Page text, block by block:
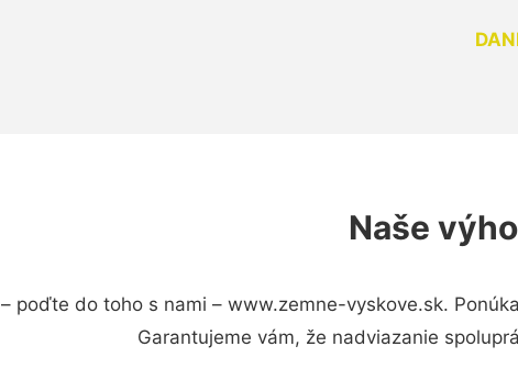
Naše
– poďte do toho s nami – www.zemne-vyskove.sk.
Garantujeme vám, že nadviazanie